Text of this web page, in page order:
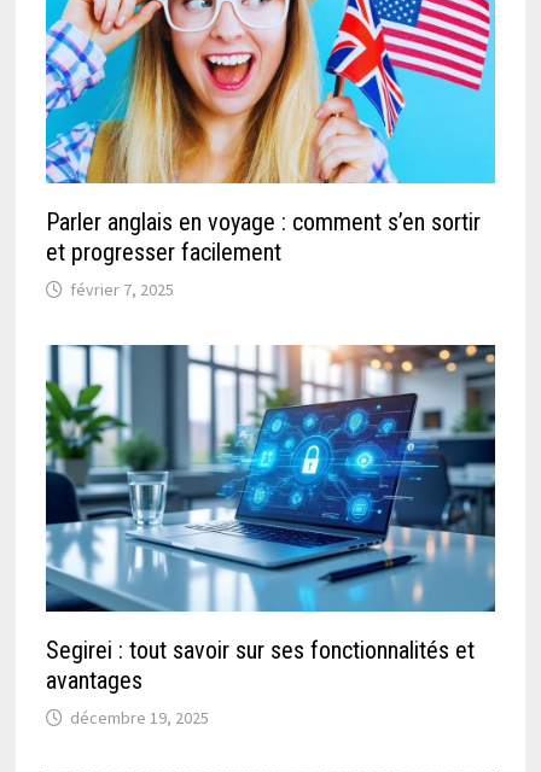
Parler anglais en voyage : comment s’en sortir
et progresser facilement
février 7, 2025
Segirei : tout savoir sur ses fonctionnalités et
avantages
décembre 19, 2025